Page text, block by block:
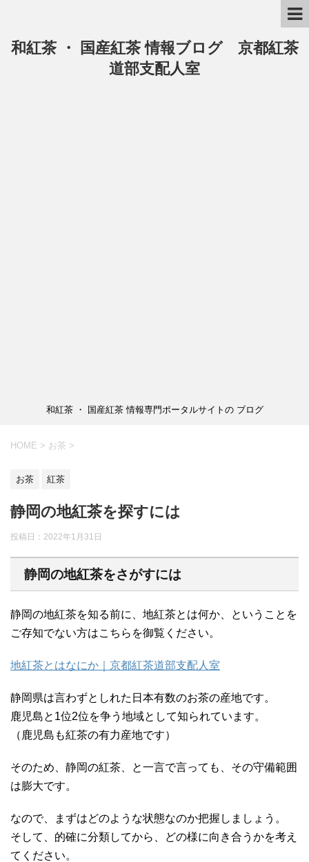
和紅茶 ・ 国産紅茶 情報ブログ 京都紅茶
道部支配人室
和紅茶 ・ 国産紅茶 情報専門ポータルサイトの ブログ
HOME > お茶 >
お茶 紅茶
静岡の地紅茶を探すには
投稿日：2022年1月31日
静岡の地紅茶をさがすには
静岡の地紅茶を知る前に、地紅茶とは何か、ということを
ご存知でない方はこちらを御覧ください。
地紅茶とはなにか｜京都紅茶道部支配人室
静岡県は言わずとしれた日本有数のお茶の産地です。
鹿児島と1位2位を争う地域として知られています。
（鹿児島も紅茶の有力産地です）
そのため、静岡の紅茶、と一言で言っても、その守備範囲
は膨大です。
なので、まずはどのような状態なのか把握しましょう。
そして、的確に分類してから、どの様に向き合うかを考え
てください。